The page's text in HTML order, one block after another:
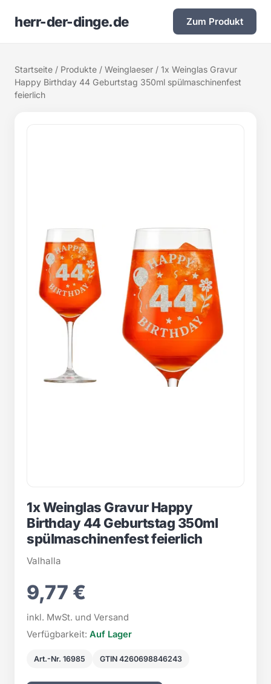
herr-der-dinge.de Zum Produkt
Startseite / Produkte / Weinglaeser / 1x Weinglas Gravur
Happy Birthday 44 Geburtstag 350ml spülmaschinenfest
feierlich
1x Weinglas Gravur Happy
Birthday 44 Geburtstag 350ml
spülmaschinenfest feierlich
Valhalla
9,77 €
inkl. MwSt. und Versand
Verfügbarkeit: Auf Lager
Art.-Nr. 16985 GTIN 4260698846243